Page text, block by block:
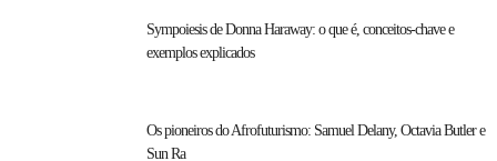
Sympoiesis de Donna Haraway: o que é, conceitos-chave e
exemplos explicados
Os pioneiros do Afrofuturismo: Samuel Delany, Octavia Butler e
Sun Ra